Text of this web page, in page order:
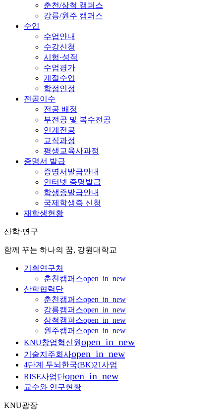
춘천/삼척 캠퍼스
강릉/원주 캠퍼스
수업
수업안내
수강신청
시험·성적
수업평가
계절수업
학점인정
전공이수
전공 배정
부전공 및 복수전공
연계전공
교직과정
평생교육사과정
증명서 발급
증명서발급안내
인터넷 증명발급
학생증발급안내
국제학생증 신청
재학생현황
산학·연구
함께 꾸는 하나의 꿈, 강원대학교
기획연구처
춘천캠퍼스open_in_new
산학협력단
춘천캠퍼스open_in_new
강릉캠퍼스open_in_new
삼척캠퍼스open_in_new
원주캠퍼스open_in_new
KNU창업혁신원open_in_new
기술지주회사open_in_new
4단계 두뇌한국(BK)21사업
RISE사업단open_in_new
교수와 연구현황
KNU광장